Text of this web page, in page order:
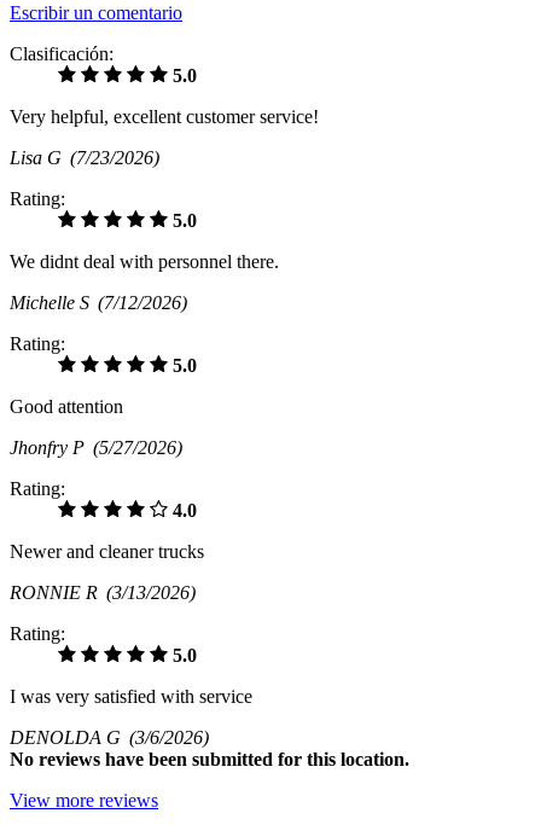
Escribir un comentario
Clasificación:
5.0
Very helpful, excellent customer service!
Lisa G (7/23/2026)
Rating:
5.0
We didnt deal with personnel there.
Michelle S (7/12/2026)
Rating:
5.0
Good attention
Jhonfry P (5/27/2026)
Rating:
4.0
Newer and cleaner trucks
RONNIE R (3/13/2026)
Rating:
5.0
I was very satisfied with service
DENOLDA G (3/6/2026)
No reviews have been submitted for this location.
View more reviews